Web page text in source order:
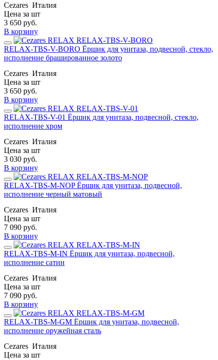
Cezares Италия
Цена за шт
3 650 руб.
В корзину
RELAX-TBS-V-BORO Ёршик для унитаза, подвесной, стекло,
исполнение брашированное золото
Cezares Италия
Цена за шт
3 650 руб.
В корзину
RELAX-TBS-V-01 Ёршик для унитаза, подвесной, стекло,
исполнение хром
Cezares Италия
Цена за шт
3 030 руб.
В корзину
RELAX-TBS-M-NOP Ёршик для унитаза, подвесной,
исполнение черный матовый
Cezares Италия
Цена за шт
7 090 руб.
В корзину
RELAX-TBS-M-IN Ёршик для унитаза, подвесной,
исполнение сатин
Cezares Италия
Цена за шт
7 090 руб.
В корзину
RELAX-TBS-M-GM Ёршик для унитаза, подвесной,
исполнение оружейная сталь
Cezares Италия
Цена за шт